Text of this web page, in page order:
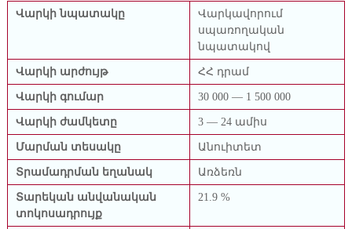
կ
ն
ա
ե
պ
Վարկի նպատակը
Վարկավորում
սպառողական
նպատակով
Վարկի արժույթ ՀՀ դրամ
Վարկի գումար 30 000 — 1 500 000
Վարկի ժամկետը 3 — 24 ամիս
Մարման տեսակը Անուիտետ
Տրամադրման եղանակ Առձեռն
Տարեկան անվանական
տոկոսադրույք
21.9 %